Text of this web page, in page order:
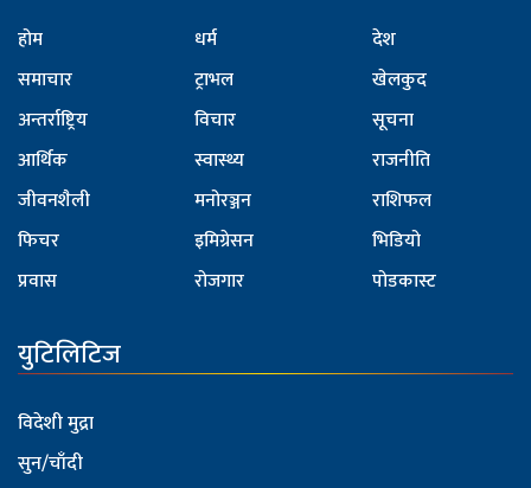
होम
समाचार
अन्तर्राष्ट्रिय
आर्थिक
जीवनशैली
फिचर
प्रवास
धर्म
ट्राभल
विचार
स्वास्थ्य
मनोरञ्जन
इमिग्रेसन
रोजगार
देश
खेलकुद
सूचना
राजनीति
राशिफल
भिडियो
पोडकास्ट
युटिलिटिज
विदेशी मुद्रा
सुन/चाँदी